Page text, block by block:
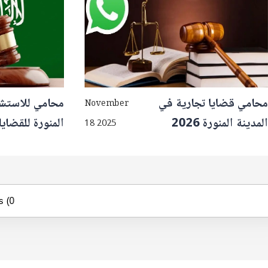
محامي قضايا تجارية في
المدينة المنورة 2026
November
18 2025
محامي
المنورة
(0)